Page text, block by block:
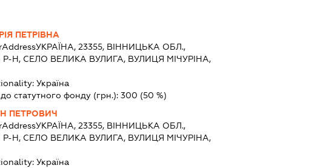
ПЕТРІВНА
УКРАЇНА, 23355, ВІННИЦЬКА ОБЛ.,
Н, СЕЛО ВЕЛИКА ВУЛИГА, ВУЛИЦЯ МІЧУРІНА,
Україна
статутного фонду (грн.): 300 (50 %)
ПЕТРОВИЧ
УКРАЇНА, 23355, ВІННИЦЬКА ОБЛ.,
Н, СЕЛО ВЕЛИКА ВУЛИГА, ВУЛИЦЯ МІЧУРІНА,
Україна